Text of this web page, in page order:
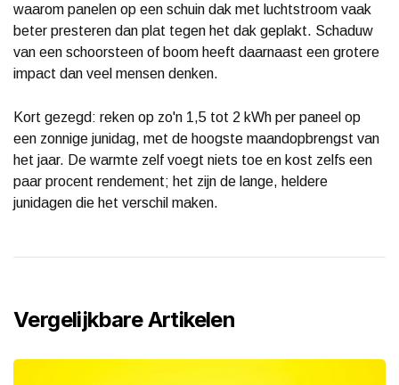
waarom panelen op een schuin dak met luchtstroom vaak
beter presteren dan plat tegen het dak geplakt. Schaduw
van een schoorsteen of boom heeft daarnaast een grotere
impact dan veel mensen denken.
Kort gezegd: reken op zo'n 1,5 tot 2 kWh per paneel op
een zonnige junidag, met de hoogste maandopbrengst van
het jaar. De warmte zelf voegt niets toe en kost zelfs een
paar procent rendement; het zijn de lange, heldere
junidagen die het verschil maken.
Vergelijkbare Artikelen